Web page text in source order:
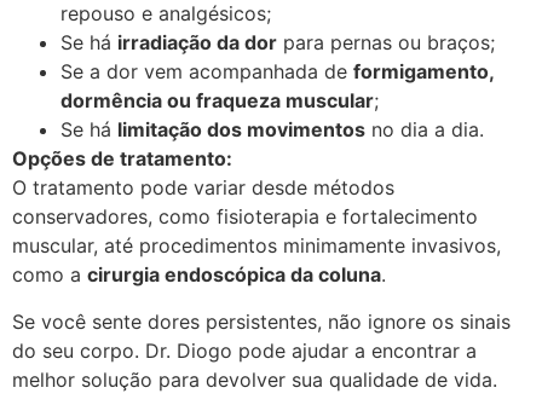
repouso e analgésicos;
Se há irradiação da dor para pernas ou braços;
Se a dor vem acompanhada de formigamento,
dormência ou fraqueza muscular;
Se há limitação dos movimentos no dia a dia.
Opções de tratamento:
O tratamento pode variar desde métodos
conservadores, como fisioterapia e fortalecimento
muscular, até procedimentos minimamente invasivos,
como a cirurgia endoscópica da coluna.
Se você sente dores persistentes, não ignore os sinais
do seu corpo. Dr. Diogo pode ajudar a encontrar a
melhor solução para devolver sua qualidade de vida.